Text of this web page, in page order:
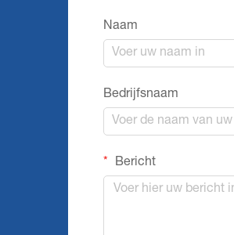
Naam
Bedrijfsnaam
Bericht